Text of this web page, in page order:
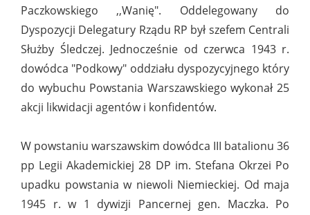
Paczkowskiego ,,Wanię". Oddelegowany do
Dyspozycji Delegatury Rządu RP był szefem Centrali
Służby Śledczej. Jednocześnie od czerwca 1943 r.
dowódca "Podkowy" oddziału dyspozycyjnego który
do wybuchu Powstania Warszawskiego wykonał 25
akcji likwidacji agentów i konfidentów.
W powstaniu warszawskim dowódca III batalionu 36
pp Legii Akademickiej 28 DP im. Stefana Okrzei Po
upadku powstania w niewoli Niemieckiej. Od maja
1945 r. w 1 dywizji Pancernej gen. Maczka. Po